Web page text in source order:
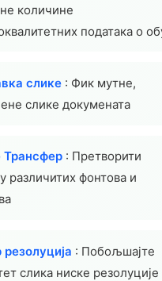
количине
података о
слике : Фик мутне,
слике докумената
Трансфер : Претворити
различитих фонтова и
: Побољшајте
слика ниске резолуције